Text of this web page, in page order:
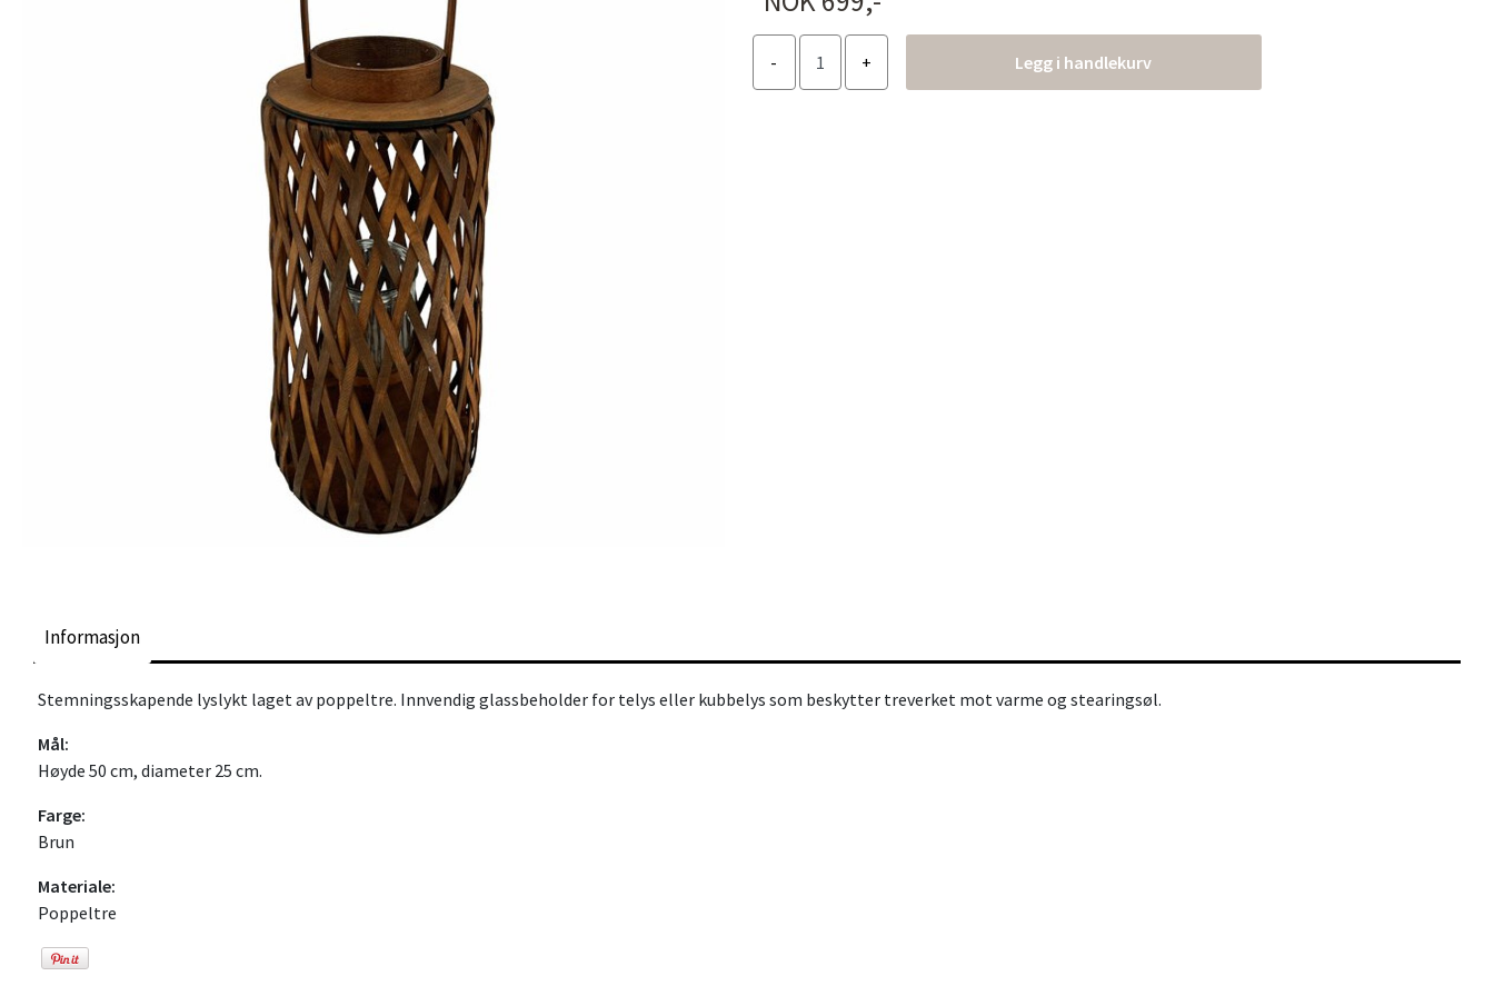
Legg i handlekurv
Informasjon
Stemningsskapende lyslykt laget av poppeltre. Innvendig glassbeholder for telys eller kubbelys som beskytter treverket mot varme og stearingsøl.
Mål:
Høyde 50 cm, diameter 25 cm.
Farge:
Brun
Materiale:
Poppeltre